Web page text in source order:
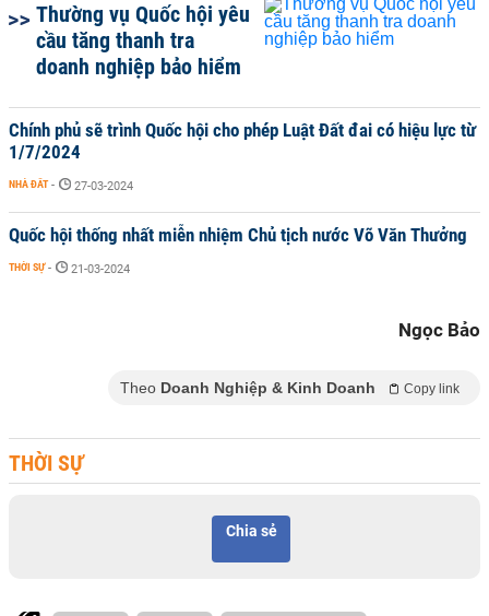
Thường vụ Quốc hội yêu
cầu tăng thanh tra
doanh nghiệp bảo hiểm
Chính phủ sẽ trình Quốc hội cho phép Luật Đất đai có hiệu lực từ
1/7/2024
NHÀ ĐẤT - 27-03-2024
Quốc hội thống nhất miễn nhiệm Chủ tịch nước Võ Văn Thưởng
THỜI SỰ - 21-03-2024
Ngọc Bảo
Theo Doanh Nghiệp & Kinh Doanh Copy link
THỜI SỰ
Chia sẻ